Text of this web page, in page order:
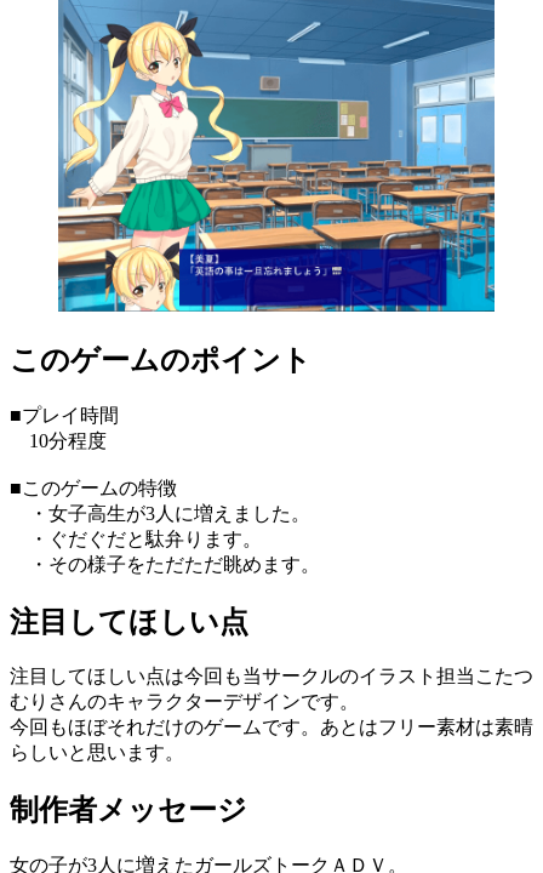
このゲームのポイント
■プレイ時間
10分程度
■このゲームの特徴
・女子高生が3人に増えました。
・ぐだぐだと駄弁ります。
・その様子をただただ眺めます。
注目してほしい点
注目してほしい点は今回も当サークルのイラスト担当こたつ
むりさんのキャラクターデザインです。
今回もほぼそれだけのゲームです。あとはフリー素材は素晴
らしいと思います。
制作者メッセージ
女の子が3人に増えたガールズトークＡＤＶ。